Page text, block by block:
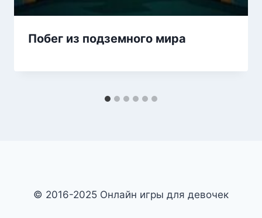
Побег из подземного мира
© 2016-2025 Онлайн игры для девочек